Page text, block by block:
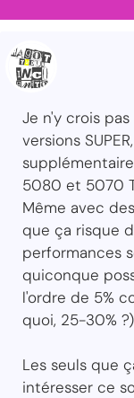
Je n'y crois
versions
5080 et 5070
Même avec
que ça risque
performances
quiconque
l'ordre de 5%
quoi, 25-30%
Les seuls que
intéresser ce